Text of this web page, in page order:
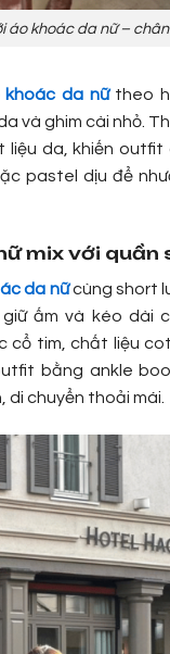
áo khoác da nữ –
khoác da nữ theo
và ghim cài nhỏ.
da, khiến outfit
pastel dịu để
mix với quần
da nữcùng short
ấm và kéo dài
cổ tim, chất liệu
bằng ankle
di chuyển thoải mái.